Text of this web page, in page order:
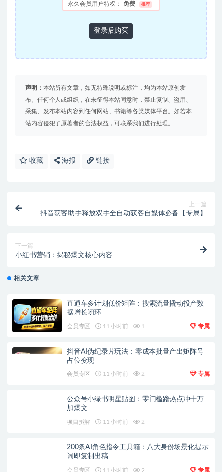
永久会员用户特权： 免费 推荐
登录后购买
声明： 本站所有文章，如无特殊说明或标注，均为本站原创发
布。任何个人或组织，在未征得本站同意时，禁止复制、盗用、
采集、发布本站内容到任何网站、书籍等各类媒体平台。如若本
站内容侵犯了原著者的合法权益，可联系我们进行处理。
收藏 海报 链接
上一篇
抖音获客助手释放双手全自动获客自媒体必备【专属】
下一篇
小红书营销：揭秘爆文核心内容
相关文章
直通车多计划低价矩阵：搜索流量撬动投产数
据增长闭环
会员专区 11 小时前 1 专属
抖音AI伪纪录片玩法：零成本批量产出矩阵号
占位变现
会员专区 11 小时前 2 专属
公众号小绿书明星贴图：零门槛蹭热点冲十万
加爆文
项目拆解 11 小时前 2
200条AI角色指令工具箱：八大身份场景化提示
词即复制出稿
会员专区 11 小时前 2 专属